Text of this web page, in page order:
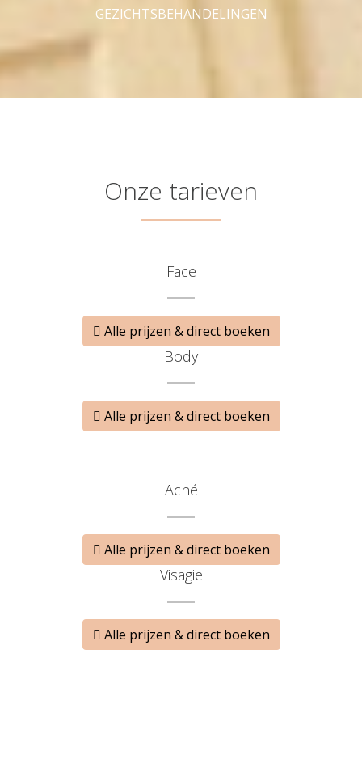
GEZICHTSBEHANDELINGEN
Onze tarieven
Face
Alle prijzen & direct boeken
Body
Alle prijzen & direct boeken
Acné
Alle prijzen & direct boeken
Visagie
Alle prijzen & direct boeken